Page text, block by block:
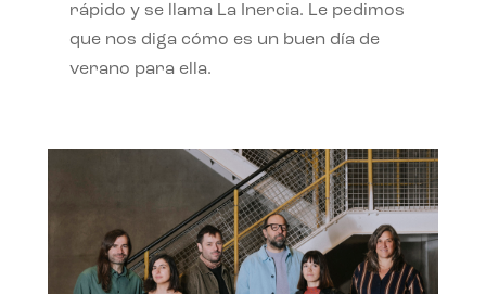
rápido y se llama La Inercia. Le pedimos
que nos diga cómo es un buen día de
verano para ella.